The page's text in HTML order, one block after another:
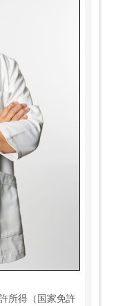
所得（国家免許